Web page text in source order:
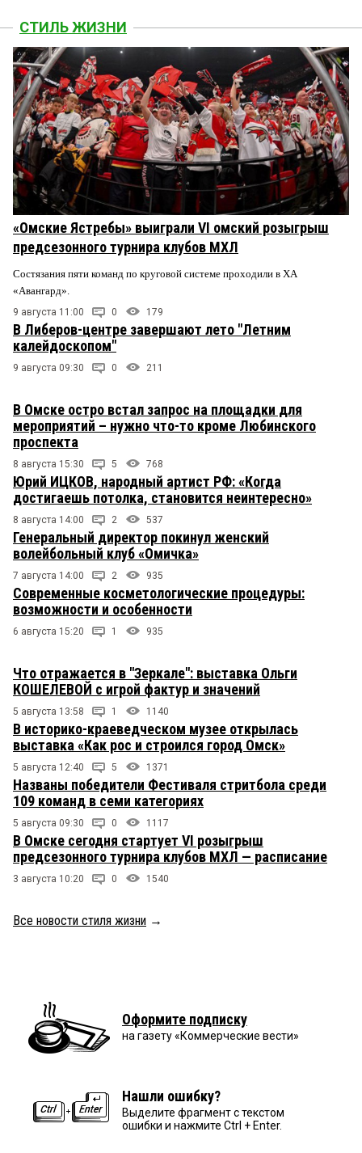
СТИЛЬ ЖИЗНИ
«Омские Ястребы» выиграли VI омский розыгрыш
предсезонного турнира клубов МХЛ
Состязания пяти команд по круговой системе проходили в ХА
«Авангард».
9 августа 11:00 0 179
В Либеров-центре завершают лето "Летним
калейдоскопом"
9 августа 09:30 0 211
В Омске остро встал запрос на площадки для
мероприятий – нужно что-то кроме Любинского
проспекта
8 августа 15:30 5 768
Юрий ИЦКОВ, народный артист РФ: «Когда
достигаешь потолка, становится неинтересно»
8 августа 14:00 2 537
Генеральный директор покинул женский
волейбольный клуб «Омичка»
7 августа 14:00 2 935
Современные косметологические процедуры:
возможности и особенности
6 августа 15:20 1 935
Что отражается в "Зеркале": выставка Ольги
КОШЕЛЕВОЙ с игрой фактур и значений
5 августа 13:58 1 1140
В историко-краеведческом музее открылась
выставка «Как рос и строился город Омск»
5 августа 12:40 5 1371
Названы победители Фестиваля стритбола среди
109 команд в семи категориях
5 августа 09:30 0 1117
В Омске сегодня стартует VI розыгрыш
предсезонного турнира клубов МХЛ — расписание
3 августа 10:20 0 1540
Все новости стиля жизни →
Оформите подписку
на газету «Коммерческие вести»
Нашли ошибку?
Выделите фрагмент с текстом
ошибки и нажмите Ctrl + Enter.